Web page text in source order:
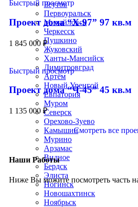
Реутов
Первоуральск
Михайловск
Черкесск
Пушкино
Жуковский
Ханты-Мансийск
Димитровград
Артём
Новый Уренгой
Евпатория
Муром
Северск
Орехово-Зуево
Камышин
Мурино
Арзамас
Видное
Бердск
Элиста
Ногинск
Новошахтинск
Ноябрьск
Быстрый просмотр
Проект дома “Х-97” 97 кв.м
1 845 000 ₽
Быстрый просмотр
Проект дома “Ч-45” 45 кв.м
1 135 000 ₽
Смотреть все
Наши Работы
Ниже Вы можите посмотреть часть